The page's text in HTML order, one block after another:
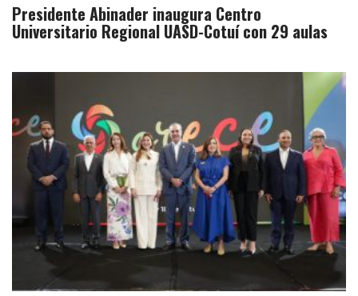
Presidente Abinader inaugura Centro
Universitario Regional UASD-Cotuí con 29 aulas